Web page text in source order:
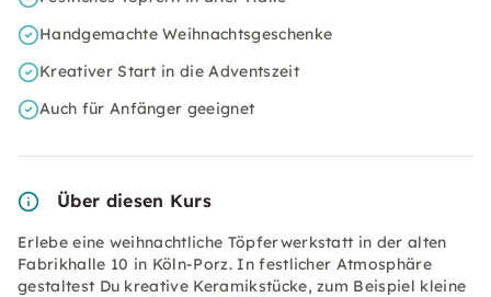
Handgemachte Weihnachtsgeschenke
Kreativer Start in die Adventszeit
Auch für Anfänger geeignet
Über diesen Kurs
Erlebe eine weihnachtliche Töpferwerkstatt in der alten
Fabrikhalle 10 in Köln-Porz. In festlicher Atmosphäre
gestaltest Du kreative Keramikstücke, zum Beispiel kleine